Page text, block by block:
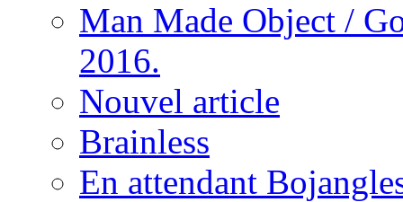
Man Made Object /
2016.
Nouvel article
Brainless
En attendant